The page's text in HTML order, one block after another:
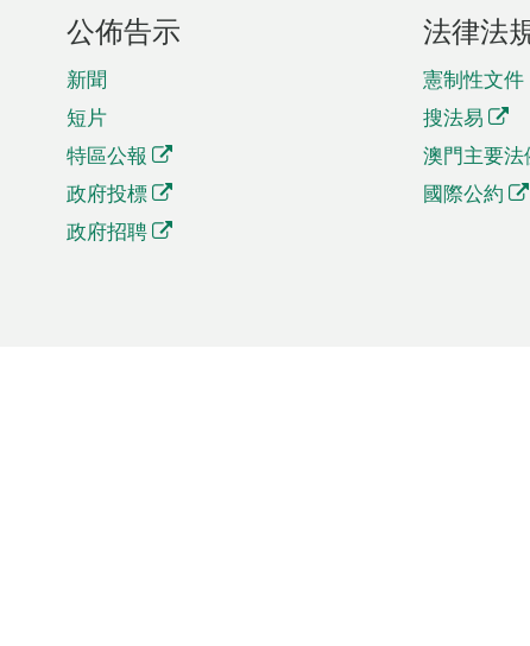
公佈告示
新聞
短片
特區公報
政府投標
政府招聘
法律法
憲制性文件
搜法易
澳門主要法
國際公約